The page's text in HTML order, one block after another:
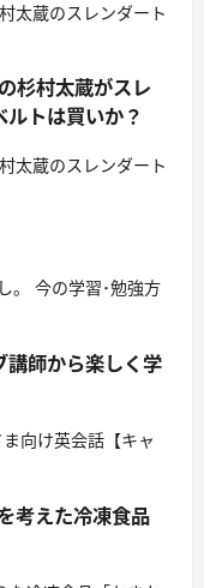
太蔵のスレンダート
杉村太蔵がスレ
ルトは買いか？
太蔵のスレンダート
。 今の学習･勉強方
講師から楽しく学
向け英会話【キャ
考えた冷凍食品